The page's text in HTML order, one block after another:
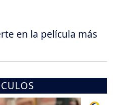
en la película más